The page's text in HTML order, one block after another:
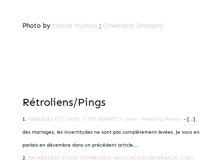
Photo by Marisa Morton; Cinematic Imagery
Rétroliens/Pings
MARIAGES ET COVID : C'EST REPARTI ! | Soon - Wedding Planner- […]
des mariages, les incertitudes ne sont pas complètement levées. Je vous en
parlais en décembre dans un précédent article,…
UN MARIAGE COVID COMPATIBLE SANS CASSER L'AMBIANCE, C'EST